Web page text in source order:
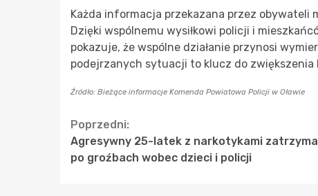
Każda informacja przekazana przez obywateli
Dzięki wspólnemu wysiłkowi policji i
pokazuje, że wspólne działanie przynosi
podejrzanych sytuacji to klucz do zwiększenia
Źródło: Bieżące informacje Komenda Powiatowa Policji w Oławie
Continue
Reading
Poprzedni:
Agresywny 25-latek z narkotykami
po groźbach wobec dzieci i policji